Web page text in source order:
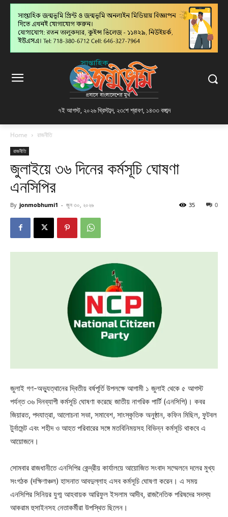
৭ই আগস্ট, ২০২৬ খ্রিস্টাব্দ, ২৩শে শ্রাবণ, ১৪৩৩ বঙ্গাব্দ
Home রাজনীতি
রাজনীতি
জুলাইয়ে ৩৬ দিনের কর্মসূচি ঘোষণা
এনসিপির
By jonmobhumi1 - জুন ৩০, ২০২৬ 0
35
জুলাই গণ-অভ্যুত্থানের দ্বিতীয় বর্ষপূর্তি উপলক্ষে আগামী ১ জুলাই থেকে ৫ আগস্ট
পর্যন্ত ৩৬ দিনব্যাপী কর্মসূচি ঘোষণা করেছে জাতীয় নাগরিক পার্টি (এনসিপি)। কবর
জিয়ারত, পদযাত্রা, আলোচনা সভা, সমাবেশ, সাংস্কৃতিক অনুষ্ঠান, কফিন মিছিল, ফুটবল
টুর্নামেন্ট এবং শহীদ ও আহত পরিবারের সঙ্গে মতবিনিময়সহ বিভিন্ন কর্মসূচি থাকবে এ
আয়োজনে।
সোমবার রাজধানীতে এনসিপির কেন্দ্রীয় কার্যালয়ে আয়োজিত সংবাদ সম্মেলনে দলের মুখ্য
সংগঠক (দক্ষিণাঞ্চল) হাসনাত আবদুল্লাহ এসব কর্মসূচি ঘোষণা করেন। এ সময়
এনসিপির সিনিয়র যুগ্ম আহবায়ক আরিফুল ইসলাম আদীব, রাজনৈতিক পরিষদের সদস্য
আকরাম হুসাইনসহ নেতাকর্মীরা উপস্থিত ছিলেন।